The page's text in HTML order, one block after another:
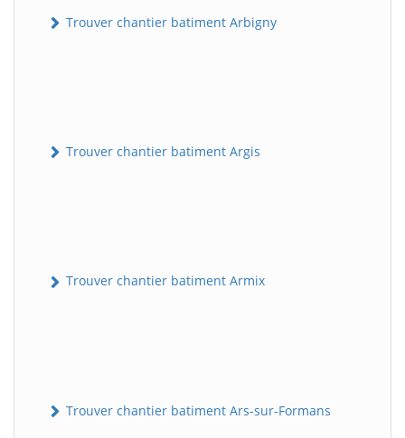
Trouver chantier batiment Arbigny
Trouver chantier batiment Argis
Trouver chantier batiment Armix
Trouver chantier batiment Ars-sur-Formans